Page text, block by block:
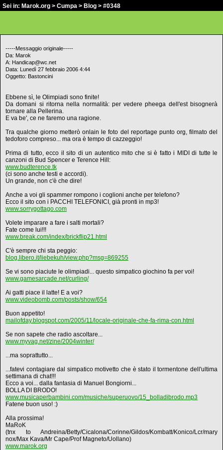
Sei in: Marok.org > Cumpa > Blog > #0348
-----Messaggio originale-----
Da: Marok
A: Handicap@wc.net
Data: Lunedì 27 febbraio 2006 4:44
Oggetto: Bastoncini
Ebbene sì, le Olimpiadi sono finite!
Da domani si ritorna nella normalità: per vedere pheega dell'est bisognerà
tornare alla Pellerina.
E va be', ce ne faremo una ragione.
Tra qualche giorno metterò onlain le foto del reportage punto org, filmato del
tedoforo compreso... ma ora è tempo di cazzeggio!
Prima di tutto, ecco il sito di un autentico mito che si è fatto i MIDI di tutte le
canzoni di Bud Spencer e Terence Hill:
www.budterence.tk
(ci sono anche testi e accordi).
Un grande, non c'è che dire!
Anche a voi gli spammer rompono i coglioni anche per telefono?
Ecco il sito con i PACCHI TELEFONICI, già pronti in mp3!
www.sorrygottago.com
Volete imparare a fare i salti mortali?
Fate come lui!!!
www.break.com/index/brickflip21.html
C'è sempre chi sta peggio:
blog.libero.it/liebekuh/view.php?msg=869255
Se vi sono piaciute le olimpiadi... questo simpatico giochino fa per voi!
www.gamesarcade.net/curling/
Ai gatti piace il latte! E a voi?
www.videobomb.com/posts/show/654
Buon appetito!
mailofday.blogspot.com/2005/11/locale-originale-che-fa-rima-con.html
Se non sapete che radio ascoltare...
www.myvag.net/zine/2004winter/
...ma soprattutto...
...fatevi contagiare dal simpatico motivetto che è stato il tormentone dell'ultima
settimana di chat!!!
Ecco a voi... dalla fantasia di Manuel Bongiorni...
BOLLA DI BRODO!
www.musicaperbambini.com/musiche/superuovo/15_bolladibrodo.mp3
Fatene buon uso! :)
Alla prossima!
MaRoK
(tnx to Andreina/Betty/Cicalona/Corinne/Gildos/Kombatt/Konico/Lcr/mary
nox/Max Kava/Mr Cape/Prof Magneto/Uollano)
www.marok.org